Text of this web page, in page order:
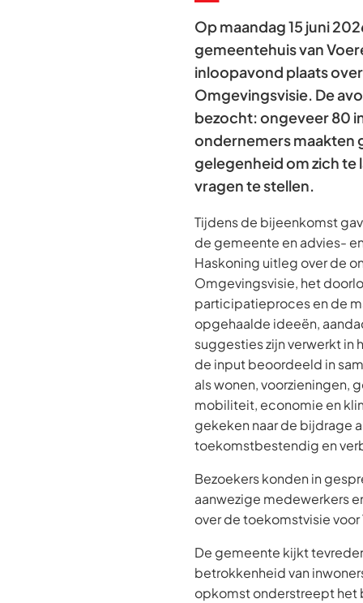
Op maandag 15 juni
gemeentehuis van
inloopavond plaats
Omgevingsvisie. De
bezocht: ongeveer 80
ondernemers maakten
gelegenheid om zich te
vragen te stellen.
Tijdens de bijeenkomst
de gemeente en advies-
Haskoning uitleg over de
Omgevingsvisie, het
participatieproces en de
opgehaalde ideeën,
suggesties zijn verwerkt in
de input beoordeeld in
als wonen, voorzieningen,
mobiliteit, economie en
gekeken naar de bijdrage
toekomstbestendig en
Bezoekers konden in
aanwezige medewerkers
over de toekomstvisie voor
De gemeente kijkt
betrokkenheid van
opkomst onderstreept het